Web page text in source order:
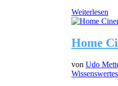
Weiterlesen
Home
von Udo
Wissenswertes